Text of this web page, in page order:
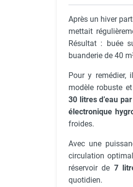
Chaudière mobile à
Chauffage mobile au
Gaine pour
Chauffage pour
d'élevage
Chauffage FARM au
Chauffage mobile au
Rideau d'air et
Rideau d'air chaud
Rideau d'air chaud
Rideau d'air eau
Rideau d'air chaud
chaleur
Rideau d'air pour
Après un hiver
mettait
Résultat : buée
buanderie de 40
Pour y
modèle robuste
30 litres d’eau
électronique
froides.
Avec une
circulation
réservoir de 7
quotidien.